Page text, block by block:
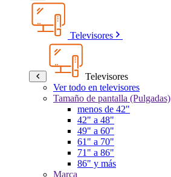
Televisores
Televisores
Ver todo en televisores
Tamaño de pantalla (Pulgadas)
menos de 42"
42" a 48"
49" a 60"
61" a 70"
71" a 86"
86" y más
Marca